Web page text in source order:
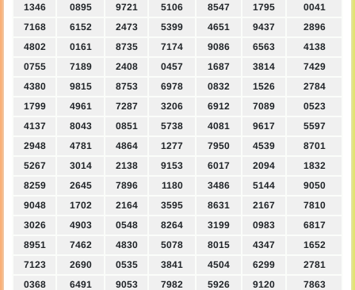
1346
0895 9721 5106 8547 1795
0041
7168
6152 2473 5399 4651 9437
2896
4802
0161 8735 7174 9086 6563
4138
0755
7189 2408 0457 1687 3814
7429
4380
9815 8753 6978 0832 1526
2784
1799
4961 7287 3206 6912 7089
0523
4137
8043 0851 5738 4081 9617
5597
2948
4781 4864 1277 7950 4539
8701
5267
3014 2138 9153 6017 2094
1832
8259
2645 7896 1180 3486 5144
9050
9048
1702 2164 3595 8631 2167
7810
3026
4903 0548 8264 3199 0983
6817
8951
7462 4830 5078 8015 4347
1652
7123
2690 0535 3841 4504 6299
2781
0368
6491 9053 7982 5926 9120 7863